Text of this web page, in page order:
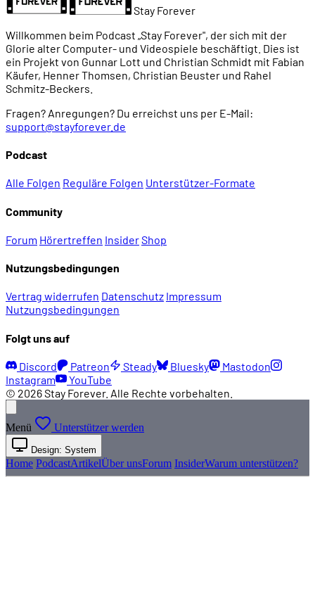
Stay Forever
Willkommen beim Podcast „Stay Forever", der sich mit der
Glorie alter Computer- und Videospiele beschäftigt. Dies ist
ein Projekt von Gunnar Lott und Christian Schmidt mit Fabian
Käufer, Henner Thomsen, Christian Beuster und Rahel
Schmitz-Beckers.
Fragen? Anregungen? Du erreichst uns per E-Mail:
support@stayforever.de
Podcast
Alle Folgen Reguläre Folgen Unterstützer-Formate
Community
Forum Hörertreffen InsiderShop
Nutzungsbedingungen
Vertrag widerrufen Datenschutz Impressum
Nutzungsbedingungen
Folgt uns auf
Discord Patreon Steady Bluesky
Mastodon
Instagram
YouTube
© 2026 Stay Forever. Alle Rechte vorbehalten.
Menü Unterstützer werden
Design: System
Home PodcastArtikelÜber unsForum InsiderWarum unterstützen?